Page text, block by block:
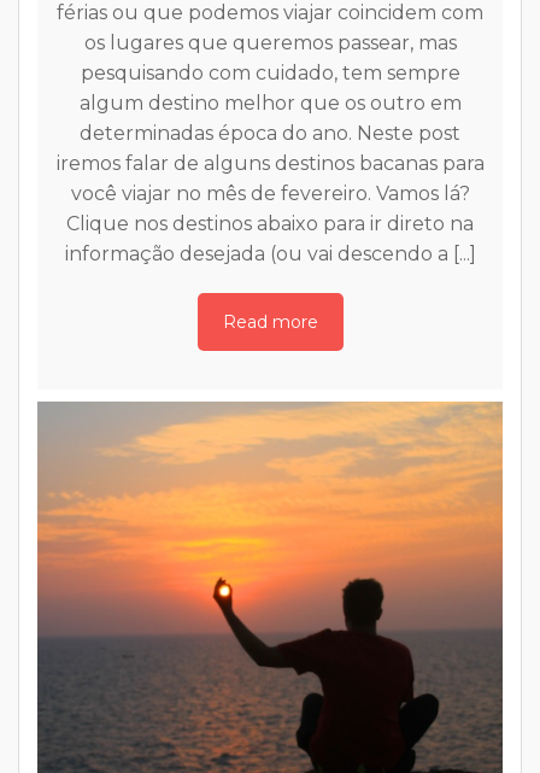
férias ou que podemos viajar coincidem com
os lugares que queremos passear, mas
pesquisando com cuidado, tem sempre
algum destino melhor que os outro em
determinadas época do ano. Neste post
iremos falar de alguns destinos bacanas para
você viajar no mês de fevereiro. Vamos lá?
Clique nos destinos abaixo para ir direto na
informação desejada (ou vai descendo a [...]
Read more